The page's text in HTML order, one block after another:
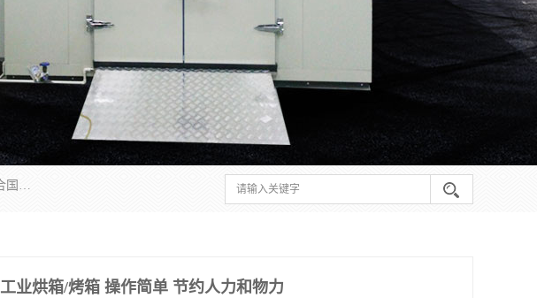
湖南兰思仪器有限公司是一家从事检测仪器研发生产销售和维修保养服务的综合型企业，产品符合国际标准可按需定制专业售前售后工程师，主要有门窗性能体验箱、门窗隔音展示箱、恒温恒湿试验箱、步入式恒温恒湿房、高低温试验箱、老化试验箱、老化试验房、恒温恒湿培养箱、水泥标准养护试验箱、电热鼓风干燥试验箱、真空干燥箱、工业烤箱、盐雾腐蚀试验箱等。
工业烘箱/烤箱 操作简单 节约人力和物力